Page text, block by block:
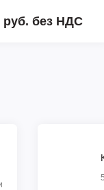
руб. без НДС